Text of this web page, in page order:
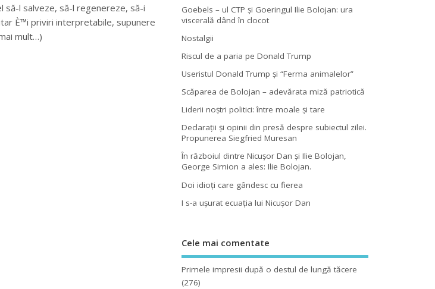
să-l salveze, să-l regenereze, să-i
È™i priviri interpretabile, supunere
mult…)
Goebels – ul CTP şi Goeringul Ilie Bolojan: ura
viscerală dând în clocot
Nostalgii
Riscul de a paria pe Donald Trump
Useristul Donald Trump şi “Ferma animalelor”
Scăparea de Bolojan – adevărata miză patriotică
Liderii noştri politici: între moale şi tare
Declaraţii şi opinii din presă despre subiectul zilei.
Propunerea Siegfried Muresan
În războiul dintre Nicuşor Dan şi Ilie Bolojan,
George Simion a ales: Ilie Bolojan.
Doi idioţi care gândesc cu fierea
I s-a uşurat ecuaţia lui Nicuşor Dan
Cele mai comentate
Primele impresii după o destul de lungă tăcere
(276)